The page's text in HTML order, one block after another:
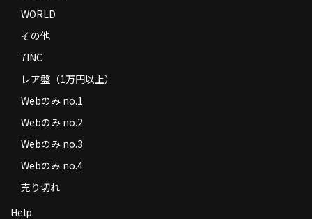
WORLD
その他
7INC
レア盤（1万円以上）
Webのみ no.1
Webのみ no.2
Webのみ no.3
Webのみ no.4
売り切れ
Help